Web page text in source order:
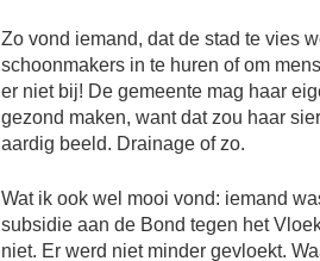
Zo vond iemand, dat de stad te vies
schoonmakers in te huren of om
er niet bij! De gemeente mag haar
gezond maken, want dat zou haar
aardig beeld. Drainage of zo.
Wat ik ook wel mooi vond: iemand
subsidie aan de Bond tegen het
niet. Er werd niet minder gevloekt.